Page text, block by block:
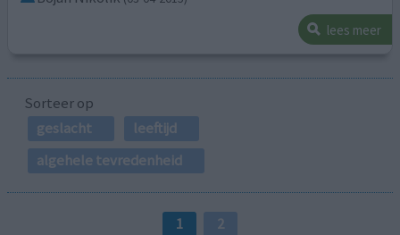
lees meer
Sorteer op
geslacht
leeftijd
algehele tevredenheid
1 2